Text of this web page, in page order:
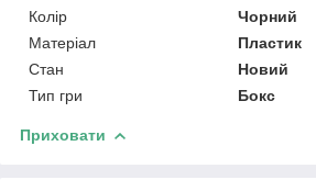
Колір
Чорний
Матеріал
Пластик
Стан
Новий
Тип гри
Бокс
Приховати